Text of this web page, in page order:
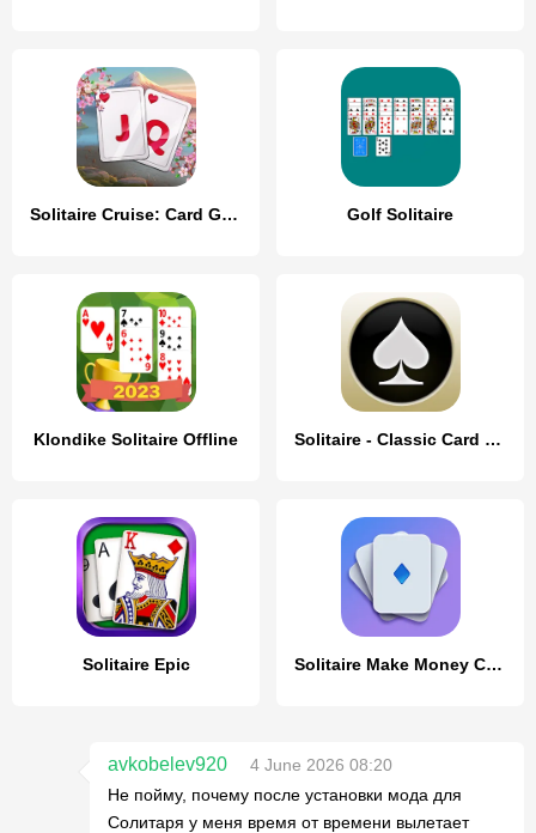
Solitaire Cruise: Card Games Golf Solitaire
Klondike Solitaire Offline Solitaire - Classic Card Games
Solitaire Epic Solitaire Make Money Crypto
avkobelev920
4 June 2026 08:20
Не пойму, почему после установки мода для
Солитаря у меня время от времени вылетает